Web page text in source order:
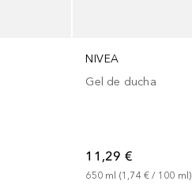
NIVEA
Gel de ducha
11,29 €
650 ml (1,74 € / 100 ml)